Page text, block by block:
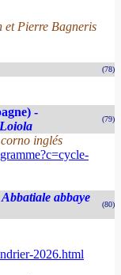
Pierre Bagneris
(78)
-
(79)
inglés
Abbatiale abbaye
(80)
2026.html